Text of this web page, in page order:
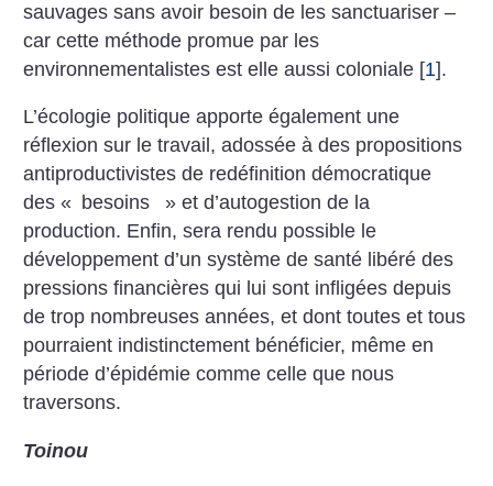
sauvages sans avoir besoin de les sanctuariser –
car cette méthode promue par les
environnementalistes est elle aussi coloniale [1].
L’écologie politique apporte également une
réflexion sur le travail, adossée à des propositions
antiproductivistes de redéfinition démocratique
des « besoins
» et d’autogestion de la
production. Enfin, sera rendu possible le
développement d’un système de santé libéré des
pressions financières qui lui sont infligées depuis
de trop nombreuses années, et dont toutes et tous
pourraient indistinctement bénéficier, même en
période d’épidémie comme celle que nous
traversons.
Toinou